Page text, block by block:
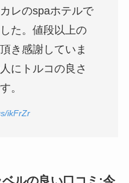
レのspaホテルで
た。値段以上の
き感謝していま
にトルコの良さ
。
ikFrZr